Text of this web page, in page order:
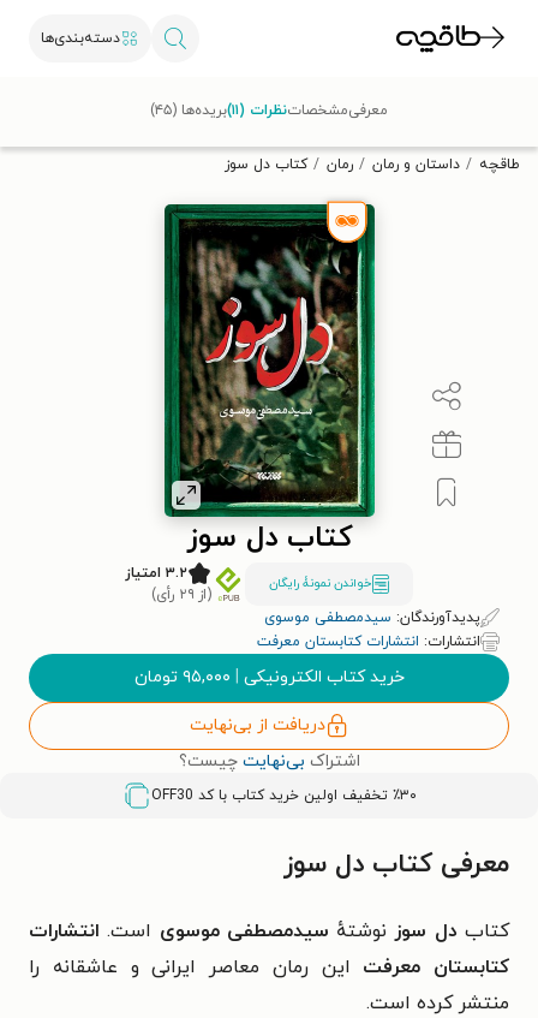
دسته‌بندی‌ها
تخفیف از طاقچه دریافت کن.
طاقچه داستان و رمان رمان کتاب دل سوز
کتاب دل سوز
خواندن نمونۀ رایگان
۳.۲ امتیاز
(از ۲۹ رأی)
پدیدآورندگان: سیدمصطفی موسوی
انتشارات: انتشارات کتابستان معرفت
خرید کتاب الکترونیکی | ۹۵,۰۰۰ تومان
دریافت از بی‌نهایت
اشتراک بی‌نهایت چیست؟
٪۳۰ تخفیف اولین خرید کتاب با کد OFF30
معرفیمشخصاتنظرات (۱۱) بریده‌ها (۴۵)
معرفی کتاب دل سوز
کتاب دل سوز نوشتهٔ سیدمصطفی موسوی است. انتشارات
کتابستان معرفت این رمان معاصر ایرانی و عاشقانه را
منتشر کرده است.